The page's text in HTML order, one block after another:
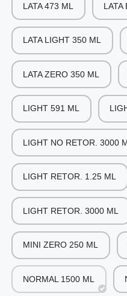
LATA 473 ML LATA
LATA LIGHT 350 ML
LATA ZERO 350 ML
LIGHT 591 ML
LIGHT NO RETOR. 3000
LIGHT RETOR. 1.25 ML
LIGHT RETOR. 3000 ML
MINI ZERO 250 ML
NORMAL 1500 ML